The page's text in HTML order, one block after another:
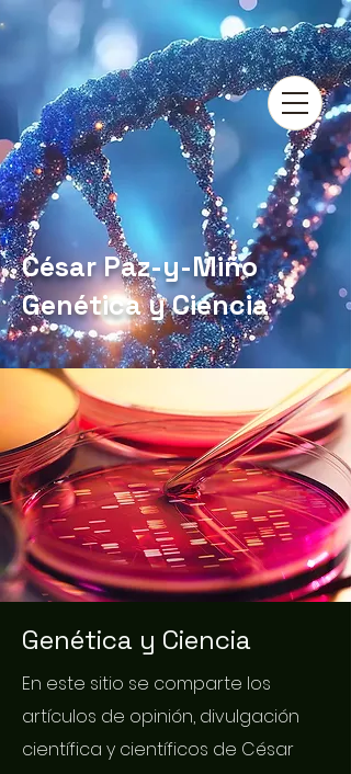
César Paz-y-Miño
Genética y Ciencia
Genética y Ciencia
En este sitio se comparte los
artículos de opinión, divulgación
científica y científicos de César